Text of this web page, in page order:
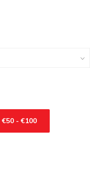
€50 - €100